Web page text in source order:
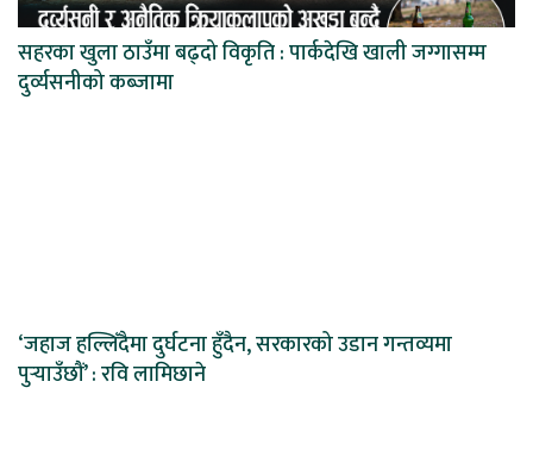
सहरका खुला ठाउँमा बढ्दो विकृति : पार्कदेखि खाली जग्गासम्म
दुर्व्यसनीको कब्जामा
‘जहाज हल्लिँदैमा दुर्घटना हुँदैन, सरकारको उडान गन्तव्यमा
पुर्‍याउँछौं’ : रवि लामिछाने